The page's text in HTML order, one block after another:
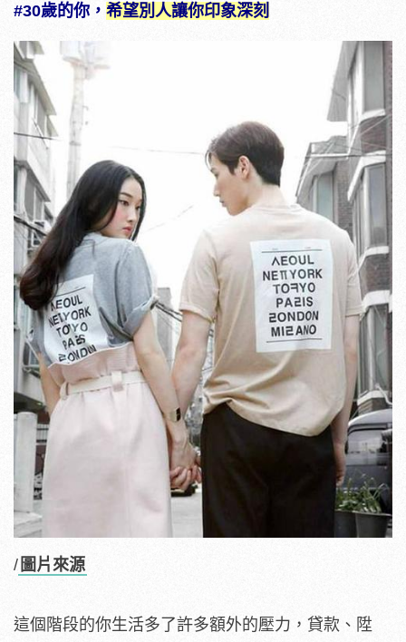
#30歲的你， 希望別人讓你印象深刻
/ 圖片來源
這個階段的你生活多了許多額外的壓力，貸款、陞